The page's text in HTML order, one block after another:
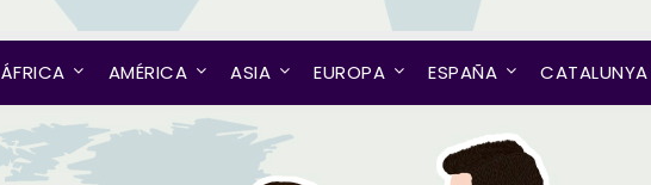
ÁFRICA AMÉRICA ASIA EUROPA ESPAÑA CATALUNYA